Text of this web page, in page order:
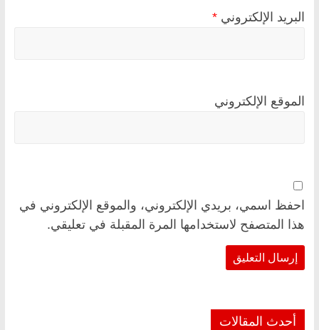
البريد الإلكتروني *
الموقع الإلكتروني
احفظ اسمي، بريدي الإلكتروني، والموقع الإلكتروني في
هذا المتصفح لاستخدامها المرة المقبلة في تعليقي.
أحدث المقالات